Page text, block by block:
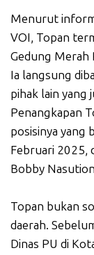
Menurut
VOI, Topan
Gedung Merah
Ia langsung
pihak lain yang
Penangkapan
posisinya yang
Februari 2025,
Bobby
Topan bukan
daerah.
Dinas PU di